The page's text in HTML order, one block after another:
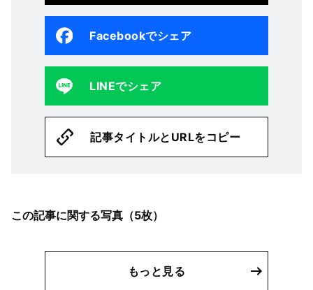
Facebookでシェア
LINEでシェア
記事タイトルとURLをコピー
この記事に関する写真（5枚）
もっと見る